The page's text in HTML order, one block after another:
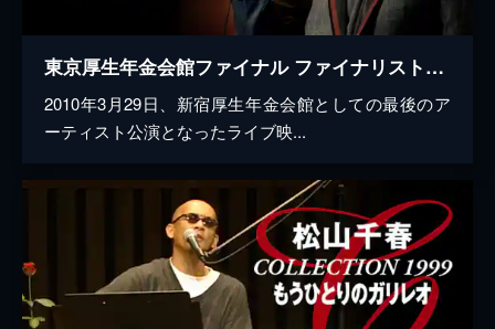
東京厚生年金会館ファイナル ファイナリスト松山千春 2010.3.29
2010年3月29日、新宿厚生年金会館としての最後のア
ーティスト公演となったライブ映...